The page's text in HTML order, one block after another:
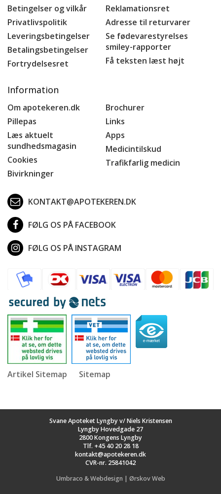
Betingelser og vilkår
Privatlivspolitik
Leveringsbetingelser
Betalingsbetingelser
Fortrydelsesret
Reklamationsret
Adresse til returvarer
Se fødevarestyrelses
smiley-rapporter
Få teksten læst højt
Information
Om apotekeren.dk
Pillepas
Læs aktuelt
sundhedsmagasin
Cookies
Bivirkninger
Brochurer
Links
Apps
Medicintilskud
Trafikfarlig medicin
KONTAKT@APOTEKEREN.DK
FØLG OS PÅ FACEBOOK
FØLG OS PÅ INSTAGRAM
Artikel Sitemap Sitemap
Svane Apoteket Lyngby v/ Niels Kristensen
Lyngby Hovedgade 27
2800 Kongens Lyngby
Tlf. +45 40 20 28 18
kontakt@apotekeren.dk
CVR-nr. 25841042
Umbraco & Webdesign | Ørskov Web